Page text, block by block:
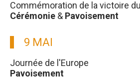
Commémoration de la victoire
Cérémonie & Pavoisement
9 MAI
Journée de l'Europe
Pavoisement